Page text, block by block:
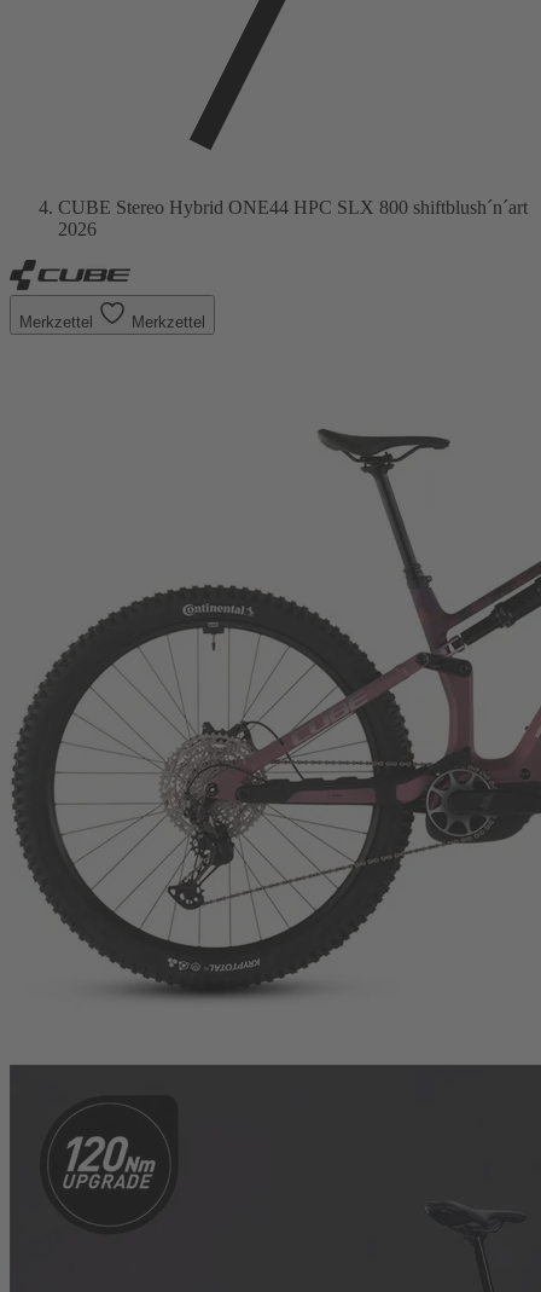
CUBE Stereo Hybrid ONE44 HPC SLX 800 shiftblush´n´art
2026
Merkzettel Merkzettel